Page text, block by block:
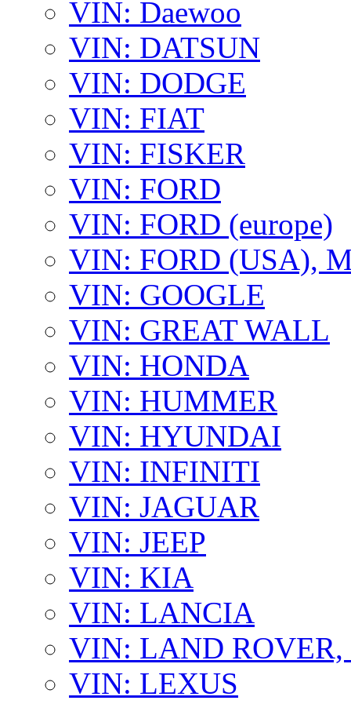
VIN: Daewoo
VIN: DATSUN
VIN: DODGE
VIN: FIAT
VIN: FISKER
VIN: FORD
VIN: FORD (europe)
VIN: FORD (USA),
VIN: GOOGLE
VIN: GREAT WALL
VIN: HONDA
VIN: HUMMER
VIN: HYUNDAI
VIN: INFINITI
VIN: JAGUAR
VIN: JEEP
VIN: KIA
VIN: LANCIA
VIN: LAND ROVER,
VIN: LEXUS